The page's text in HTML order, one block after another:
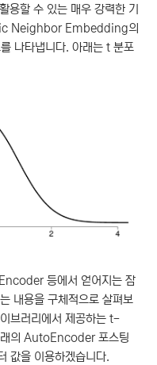
용할 수 있는 매우 강력한 기
Neighbor Embedding의
나타냅니다. 아래는 t 분포
등에서 얻어지는 잠
내용을 구체적으로 살펴보
브러리에서 제공하는 t-
의 AutoEncoder 포스팅
값을 이용하겠습니다.